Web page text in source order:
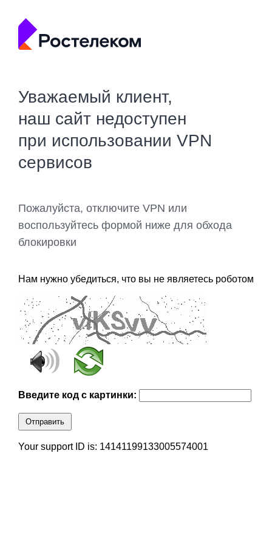
Уважаемый клиент,
наш сайт недоступен
при использовании VPN
сервисов
Пожалуйста, отключите VPN или
воспользуйтесь формой ниже для обхода
блокировки
Нам нужно убедиться, что вы не являетесь роботом
Введите код с картинки:
Отправить
Your support ID is: 14141199133005574001